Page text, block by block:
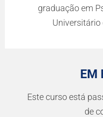
graduação em
Universitário
EM
Este curso está
de